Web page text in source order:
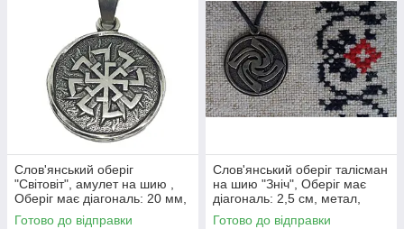
Слов'янський оберіг
"Світовіт", амулет на шию ,
Оберіг має діагональ: 20 мм,
амулет
Готово до відправки
Слов'янський оберіг талісман
на шию "Зніч", Оберіг має
діагональ: 2,5 см, метал,
амулет Зніч
Готово до відправки